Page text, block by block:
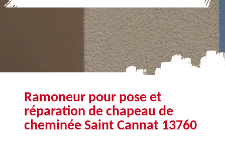
Ramoneur pour pose et
réparation de chapeau de
cheminée Saint Cannat 13760